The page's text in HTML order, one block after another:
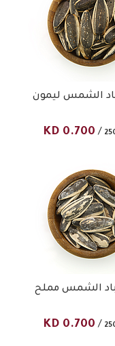
الشمس ليمون
KD 0.700 /
الشمس مملح
KD 0.700 /